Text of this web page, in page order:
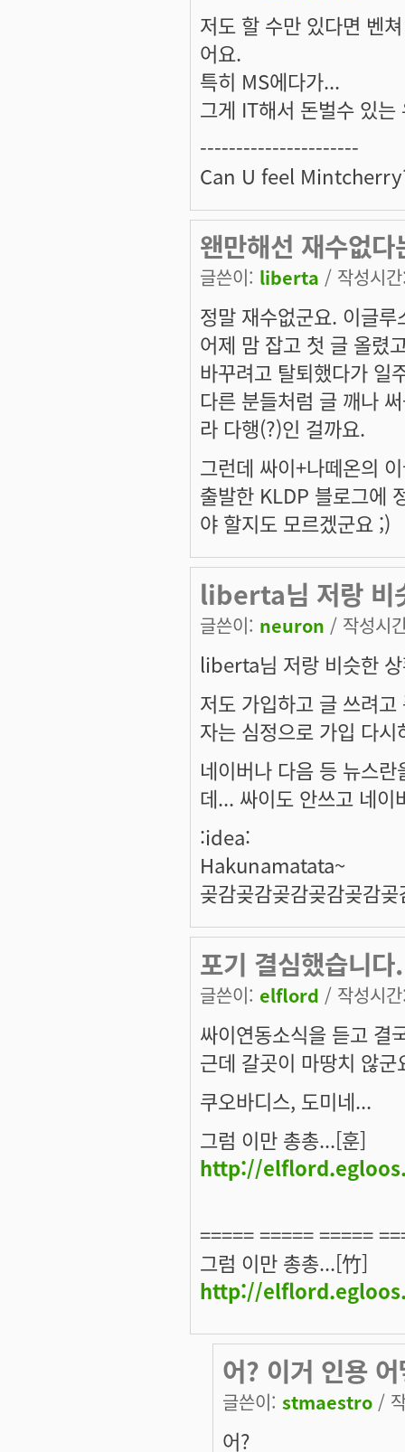
저도 할 수만 있다면 벤
어요.
특히 MS에다가...
그게 IT해서 돈벌수 있
----------------------
Can U feel
왠만해선 재수없
글쓴이: liberta / 작성시
정말 재수없군요. 이글
어제 맘 잡고 첫 글 올렸
바꾸려고 탈퇴했다가 일
다른 분들처럼 글 깨나
라 다행(?)인 걸까요.
그런데 싸이+나떼온의
출발한 KLDP 블로그에
야 할지도 모르겠군요 ;)
liberta님 저랑 비
글쓴이: neuron / 작성시
liberta님 저랑 비슷한
저도 가입하고 글 쓰려
자는 심정으로 가입 다
네이버나 다음 등 뉴스
데... 싸이도 안쓰고 네이
:idea:
Hakunamatata~
곶감곶감곶감곶감곶감
포기 결심했습니다.
글쓴이: elflord / 작성시
싸이연동소식을 듣고 결
근데 갈곳이 마땅치 않군
쿠오바디스, 도미네...
그럼 이만 총총...[훈]
http://
===== ===== =====
그럼 이만 총총...[竹]
http://
어? 이거 인용
글쓴이: stmaestro /
어?